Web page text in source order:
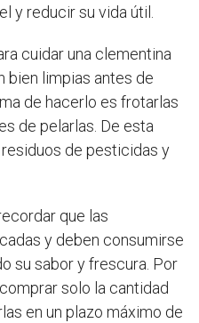
y reducir su vida útil.
cuidar una clementina
bien limpias antes de
de hacerlo es frotarlas
de pelarlas. De esta
de pesticidas y
que las
y deben consumirse
su sabor y frescura. Por
solo la cantidad
en un plazo máximo de